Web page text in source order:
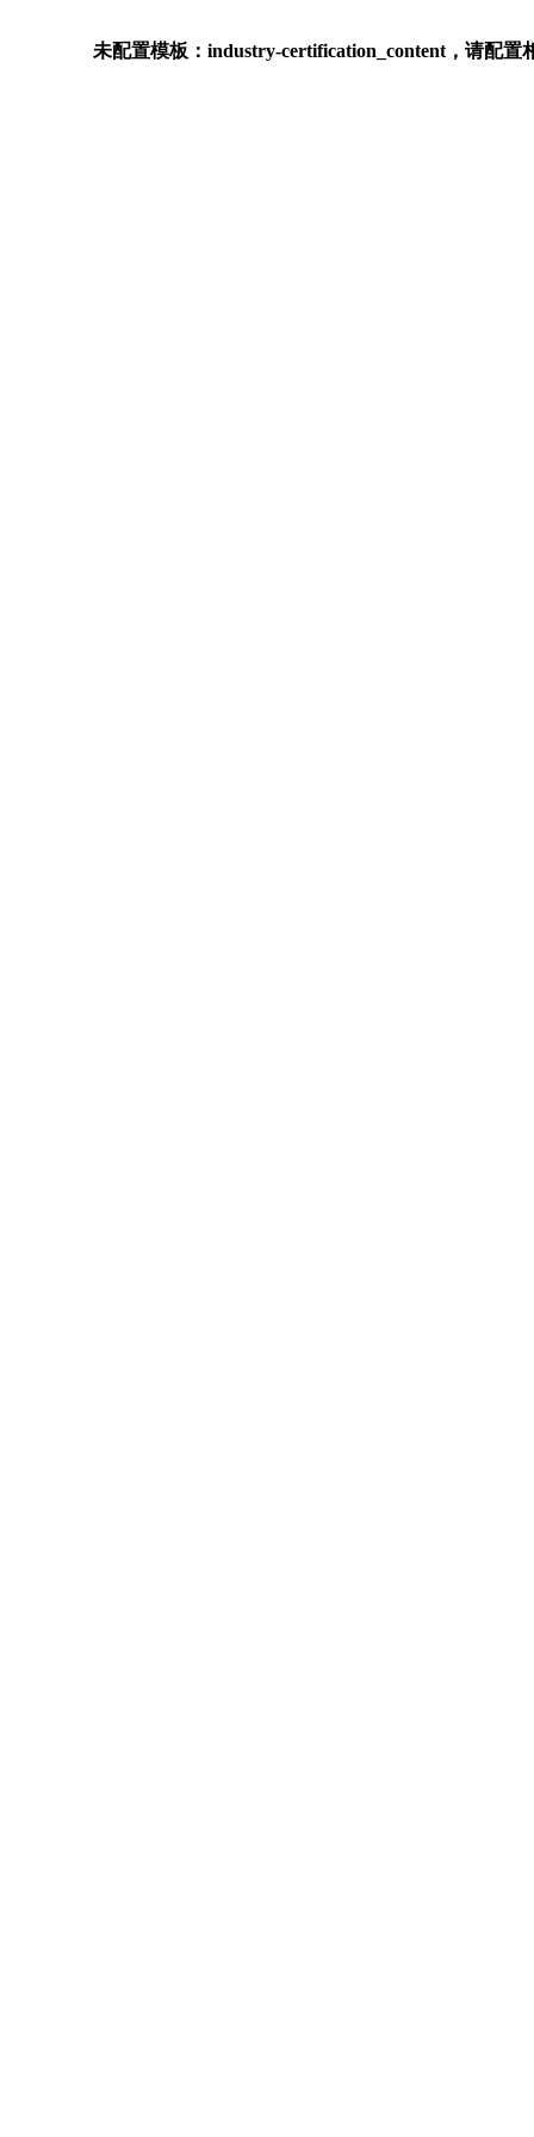
未配置模板：industry-certification_content，请配置